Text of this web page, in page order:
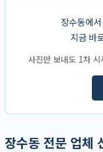
장수동에
지금 바
사진만 보내도 1차
장수동 전문 업체